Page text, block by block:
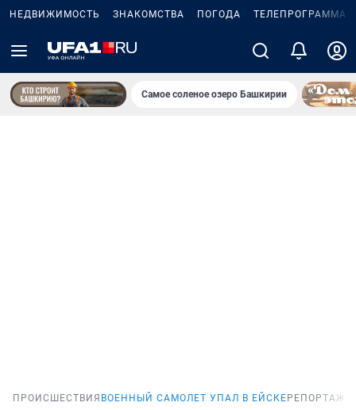
НЕДВИЖИМОСТЬ ЗНАКОМСТВА ПОГОДА ТЕЛЕПРОГРАММА
Самое соленое озеро Башкирии
ПРОИСШЕСТВИЯ ВОЕННЫЙ САМОЛЕТ УПАЛ В ЕЙСКЕ РЕПОРТАЖ